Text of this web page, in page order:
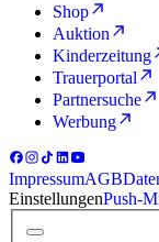
Shop
Auktion
Kinderzeitung
Trauerportal
Partnersuche
Werbung
ImpressumAGB
EinstellungenPush-